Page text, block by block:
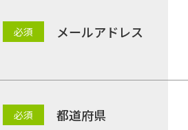
メールアドレス
都道府県